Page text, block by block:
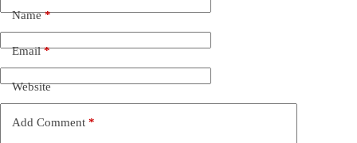
Name*
Email*
Website
Add Comment *